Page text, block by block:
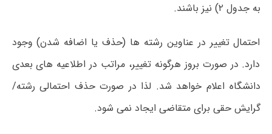
به جدول ۲) نیز باشند.
احتمال تغییر در عناوین رشته ها (حذف یا اضافه شدن) وجود
دارد. در صورت بروز هرگونه تغییر، مراتب در اطلاعیه های بعدی
دانشگاه اعلام خواهد شد. لذا در صورت حذف احتمالی رشته/
گرایش حقی برای متقاضی ایجاد نمی شود.